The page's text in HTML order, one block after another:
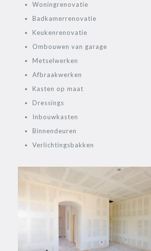
Woningrenovatie
Badkamerrenovatie
Keukenrenovatie
Ombouwen van garage
Metselwerken
Afbraakwerken
Kasten op maat
Dressings
Inbouwkasten
Binnendeuren
Verlichtingsbakken